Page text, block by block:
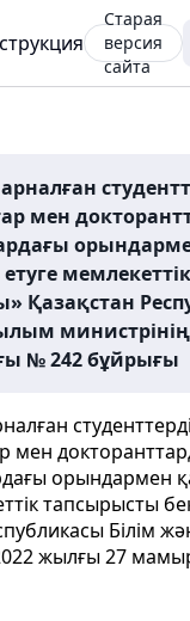
Старая
версия
сайта
мен
Қазақстан
№ 242 бұйрығы
мен
орындармен
тапсырысты
Білім
жылғы 27